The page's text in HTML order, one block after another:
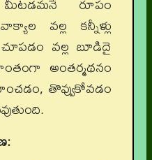
వల్ల కన్నీళ్లు
వల్ల బూడిదై
అంతర్మథనం
తొవ్వుకోవడం